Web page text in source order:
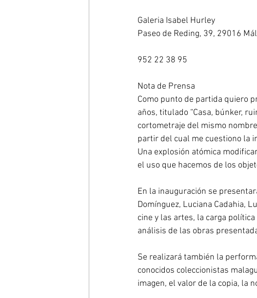
Galeria Isabel Hurley
Paseo de Reding, 39, 29016
952 22 38 95
Nota de Prensa
Como punto de partida quiero
años, titulado “Casa, búnker,
cortometraje del mismo
partir del cual me cuestiono la
Una explosión atómica
el uso que hacemos de los
En la inauguración se
Domínguez, Luciana Cadahia,
cine y las artes, la carga
análisis de las obras
Se realizará también la
conocidos coleccionistas
imagen, el valor de la copia, la